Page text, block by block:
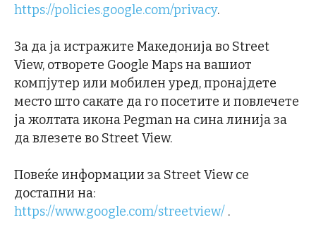
https://policies.google.com/privacy.
За да ја истражите Македонија во Street
View, отворете Google Maps на вашиот
компјутер или мобилен уред, пронајдете
место што сакате да го посетите и повлечете
ја жолтата икона Pegman на сина линија за
да влезете во Street View.
Повеќе информации за Street View се
достапни на:
https://www.google.com/streetview/ .